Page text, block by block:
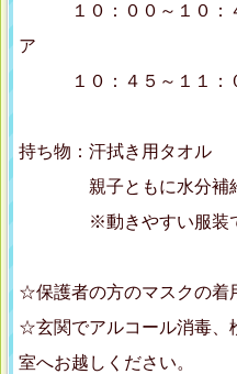
１０：００～１０：
ア
１０：４５～１１：
持ち物：汗拭き用タオル
親子ともに水分補給
※動きやすい服装でお
☆保護者の方のマスクの着
☆玄関でアルコール消毒、
室へお越しください。